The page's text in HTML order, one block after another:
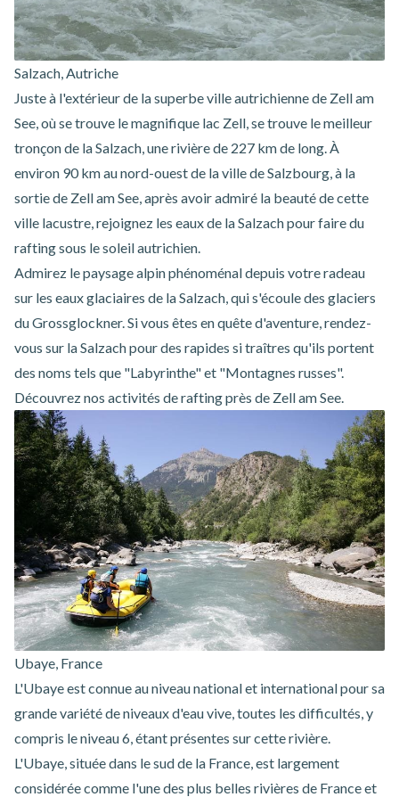
Salzach, Autriche
Juste à l'extérieur de la superbe ville autrichienne de Zell am
See, où se trouve le magnifique lac Zell, se trouve le meilleur
tronçon de la Salzach, une rivière de 227 km de long. À
environ 90 km au nord-ouest de la ville de Salzbourg, à la
sortie de Zell am See, après avoir admiré la beauté de cette
ville lacustre, rejoignez les eaux de la Salzach pour faire du
rafting sous le soleil autrichien.
Admirez le paysage alpin phénoménal depuis votre radeau
sur les eaux glaciaires de la Salzach, qui s'écoule des glaciers
du Grossglockner. Si vous êtes en quête d'aventure, rendez-
vous sur la Salzach pour des rapides si traîtres qu'ils portent
des noms tels que "Labyrinthe" et "Montagnes russes".
Découvrez nos activités de rafting près de Zell am See
Ubaye, France
L'Ubaye est connue au niveau national et international pour sa
grande variété de niveaux d'eau vive, toutes les difficultés, y
compris le niveau 6, étant présentes sur cette rivière.
L'Ubaye, située dans le sud de la France, est largement
considérée comme l'une des plus belles rivières de France et